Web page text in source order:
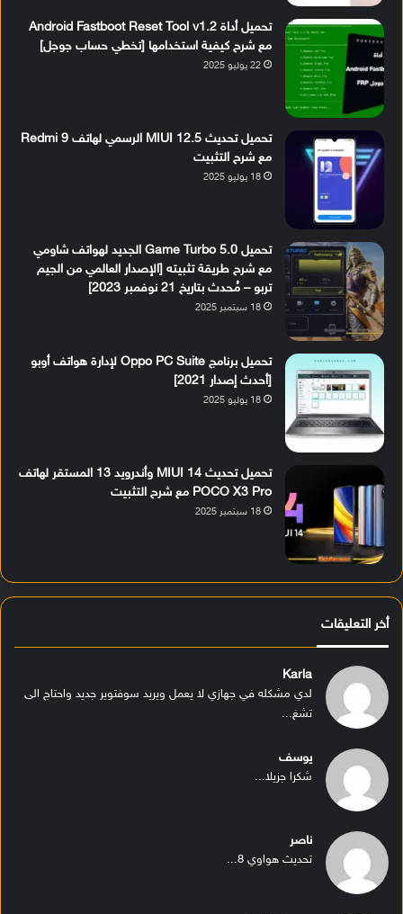
تحميل أداة Android Fastboot Reset Tool v1.2
مع شرح كيفية استخدامها [تخطي حساب جوجل]
22 يوليو 2025
تحميل تحديث MIUI 12.5 الرسمي لهاتف Redmi 9
مع شرح التثبيت
18 يوليو 2025
تحميل Game Turbo 5.0 الجديد لهواتف شاومي
مع شرح طريقة تثبيته [الإصدار العالمي من الجيم
تربو – مُحدث بتاريخ 21 نوفمبر 2023]
18 سبتمبر 2025
تحميل برنامج Oppo PC Suite لإدارة هواتف أوبو
[أحدث إصدار 2021]
18 يوليو 2025
تحميل تحديث MIUI 14 وأندرويد 13 المستقر لهاتف
POCO X3 Pro مع شرح التثبيت
18 سبتمبر 2025
أخر التعليقات
Karla
لدي مشكله في جهازي لا يعمل ويريد سوفتوير جديد واحتاج الى
تشغ...
يوسف
شكرا جزيلا...
ناصر
تحديث هواوي 8...